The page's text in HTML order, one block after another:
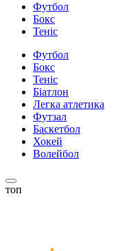
Футбол
Бокс
Теніс
Футбол
Бокс
Теніс
Біатлон
Легка атлетика
Футзал
Баскетбол
Хокей
Волейбол
топ